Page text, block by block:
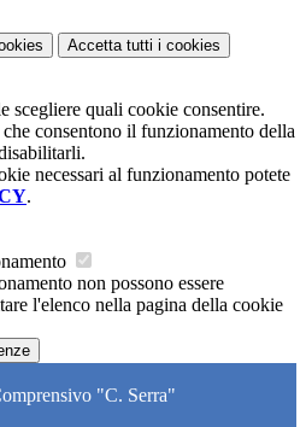
Accetta tutti i cookies
scegliere quali cookie consentire.
consentono il funzionamento della
necessari al funzionamento potete
.
non possono essere
l'elenco nella pagina della cookie
"C. Serra"